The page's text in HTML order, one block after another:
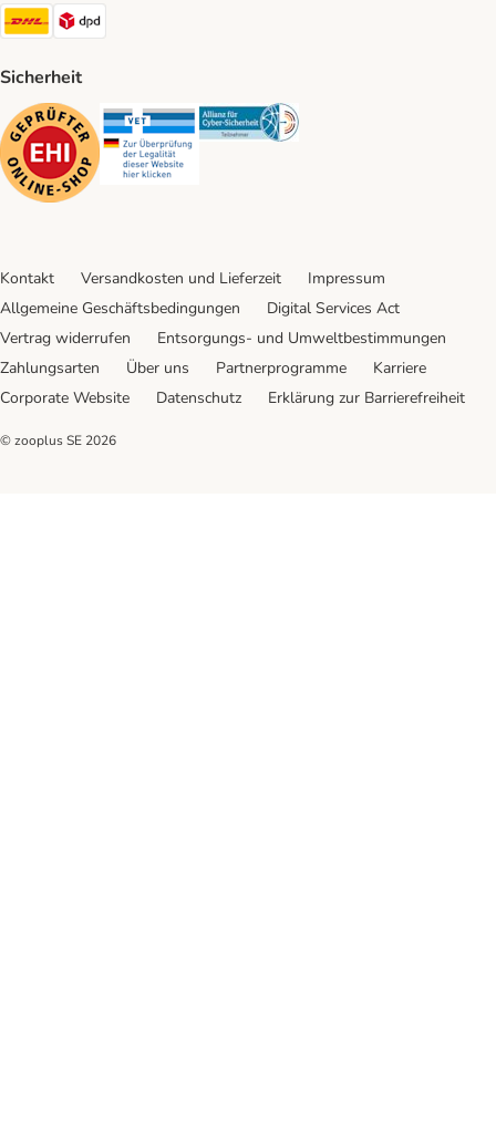
DHL Shipping Method
Sicherheit
Security Security Security
Kontakt Versandkosten und Lieferzeit
Impressum
Allgemeine Geschäftsbedingungen
Digital Services Act
Vertrag widerrufen
Entsorgungs- und Umweltbestimmungen
Zahlungsarten
Über uns Partnerprogramme
Karriere
Corporate Website
Datenschutz Erklärung zur Barrierefreiheit
© zooplus SE 2026